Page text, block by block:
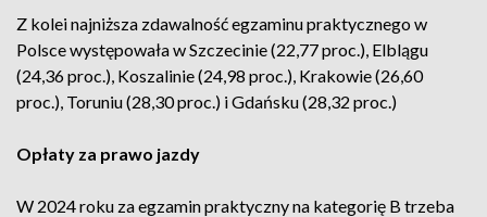
Z kolei najniższa zdawalność egzaminu praktycznego w
Polsce występowała w Szczecinie (22,77 proc.), Elblągu
(24,36 proc.), Koszalinie (24,98 proc.), Krakowie (26,60
proc.), Toruniu (28,30 proc.) i Gdańsku (28,32 proc.)
Opłaty za prawo jazdy
W 2024 roku za egzamin praktyczny na kategorię B trzeba